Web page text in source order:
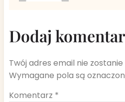
Dodaj
Twój adres email nie
Wymagane pola są
Komentarz *